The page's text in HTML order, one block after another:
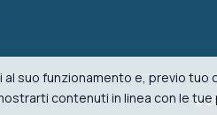
©
suo funzionamento e, previo
contenuti in linea con le